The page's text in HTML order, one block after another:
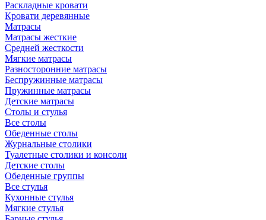
Раскладные кровати
Кровати деревянные
Матрасы
Матрасы жесткие
Средней жесткости
Мягкие матрасы
Разносторонние матрасы
Беспружинные матрасы
Пружинные матрасы
Детские матрасы
Столы и стулья
Все столы
Обеденные столы
Журнальные столики
Туалетные столики и консоли
Детские столы
Обеденные группы
Все стулья
Кухонные стулья
Мягкие стулья